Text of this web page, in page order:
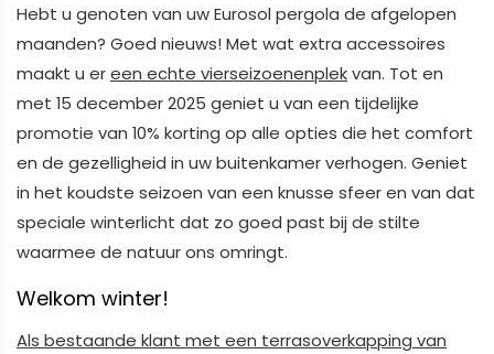
Hebt u genoten van uw Eurosol pergola de afgelopen
maanden? Goed nieuws! Met wat extra accessoires
maakt u ereen echte vierseizoenenplekvan. Tot en
met 15 december 2025 geniet u van een tijdelijke
promotie van 10% korting op alle opties die het comfort
en de gezelligheid in uw buitenkamer verhogen. Geniet
in het koudste seizoen van een knusse sfeer en van dat
speciale winterlicht dat zo goed past bij de stilte
waarmee de natuur ons omringt.
Welkom winter!
Als bestaande klant met een terrasoverkapping van